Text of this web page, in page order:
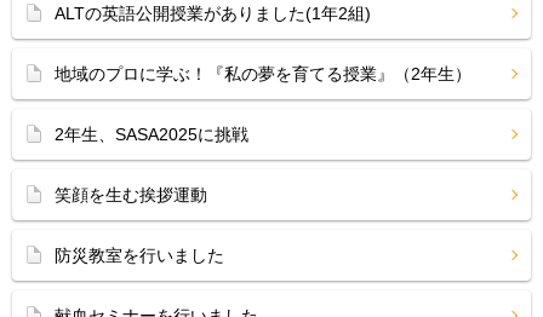
ALTの英語公開授業がありました(1年2組)
地域のプロに学ぶ！『私の夢を育てる授業』（2年生）
2年生、SASA2025に挑戦
笑顔を生む挨拶運動
防災教室を行いました